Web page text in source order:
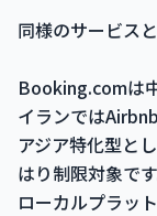
同様のサービス
Booking.comは
イランでは
アジア特化型と
はり制限対象で
ローカルプラッ